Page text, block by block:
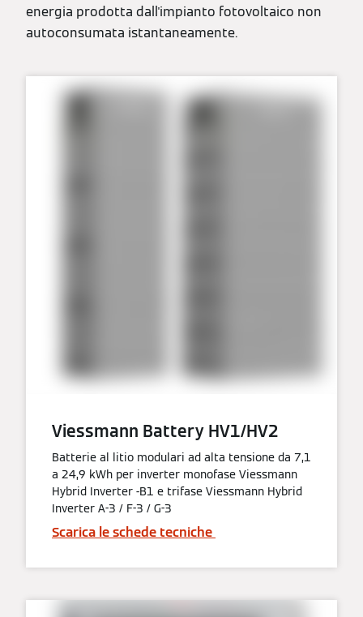
energia prodotta dall'impianto fotovoltaico non
autoconsumata istantaneamente.
Viessmann Battery HV1/HV2
Batterie al litio modulari ad alta tensione da 7,1
a 24,9 kWh per inverter monofase Viessmann
Hybrid Inverter -B1 e trifase Viessmann Hybrid
Inverter A-3 / F-3 / G-3
Scarica le schede tecniche